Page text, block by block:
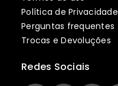
Política de Privacidade
Perguntas frequentes
Trocas e Devoluções
Redes Sociais